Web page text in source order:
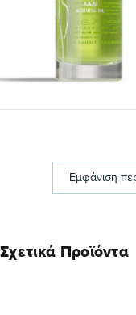
Εμφάνιση
Σχετικά Προϊόντα